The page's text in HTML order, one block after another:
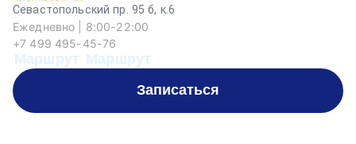
Севастопольский пр. 95 б, к.6
Ежедневно | 8:00-22:00
+7 499 495-45-76
Маршрут Маршрут
Записаться